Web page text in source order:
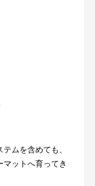
ムを含めても、
マットへ育ってき